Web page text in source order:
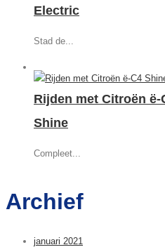
Electric
Stad de...
Rijden met Citroën ë-
Shine
Compleet...
Archief
januari 2021